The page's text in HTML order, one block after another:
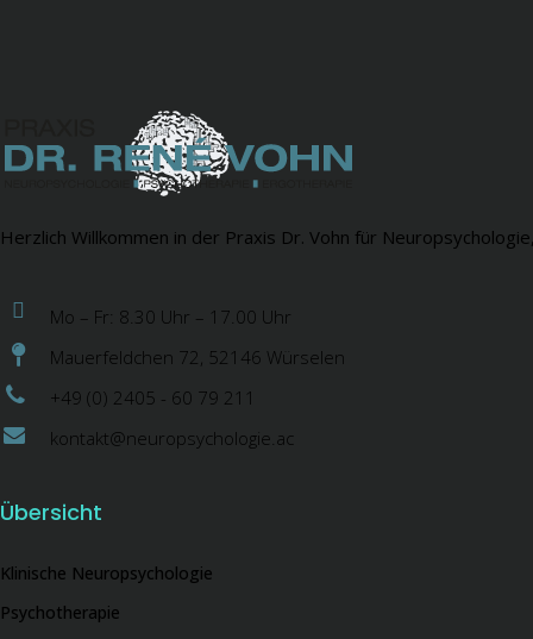
Herzlich Willkommen in der Praxis Dr. Vohn für
Mo – Fr: 8.30 Uhr – 17.00 Uhr
Mauerfeldchen 72, 52146 Würselen
+49 (0) 2405 - 60 79 211
kontakt@neuropsychologie.ac
Übersicht
Klinische Neuropsychologie
Psychotherapie